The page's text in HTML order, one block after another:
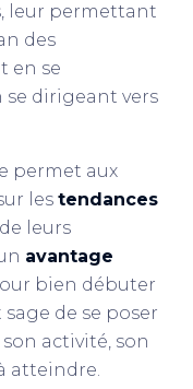
leur permettant
des
en se
dirigeant vers
permet aux
lestendances
leurs
avantage
bien débuter
de se poser
activité, son
atteindre.